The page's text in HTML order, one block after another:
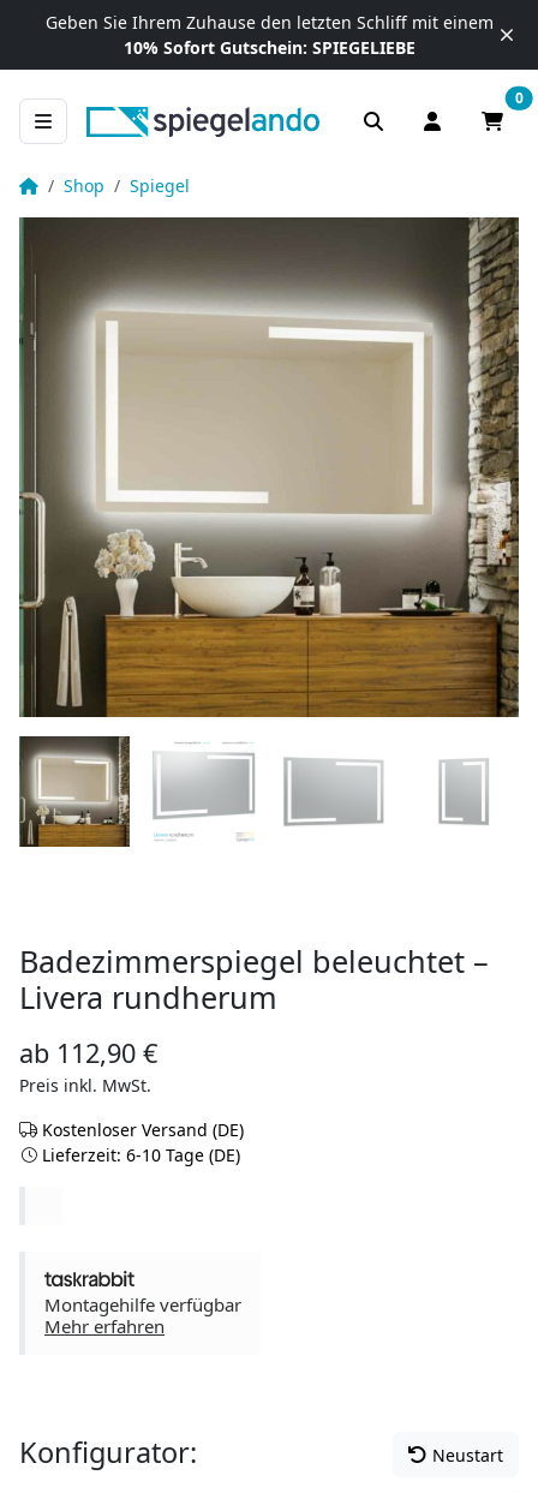
Zum Inhalt springen
Geben Sie Ihrem Zuhause den letzten Schliff mit einem
10% Sofort Gutschein: SPIEGELIEBE
Anmelden /
0
Startseite
Shop Spiegel
Badezimmerspiegel beleuchtet – Livera rundherum
Badezimmerspiegel beleuchtet –
Livera rundherum
ab 112,90 €
Preis inkl. MwSt.
Kostenloser Versand (DE)
Lieferzeit: 6-10 Tage (DE)
Montagehilfe verfügbar
Mehr erfahren
Konfigurator: Neustart